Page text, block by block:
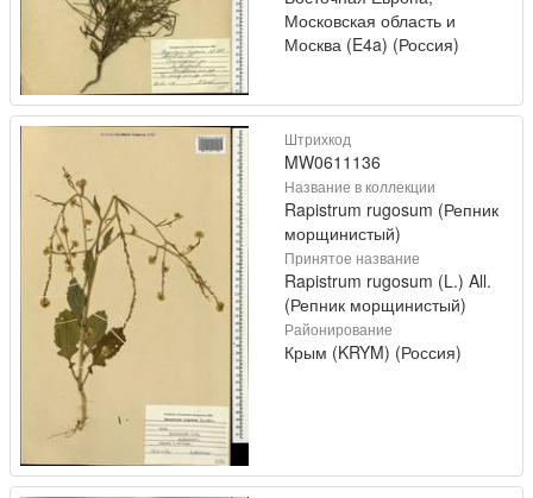
Московская область и
Москва (E4a) (Россия)
Штрихкод
MW0611136
Название в коллекции
Rapistrum rugosum (Репник
морщинистый)
Принятое название
Rapistrum rugosum (L.) All.
(Репник морщинистый)
Районирование
Крым (KRYM) (Россия)